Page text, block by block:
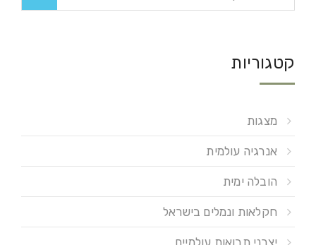
קטגוריות
מצגות
אנרגיה עולמית
הובלה ימית
חקלאות ונמלים בישראל